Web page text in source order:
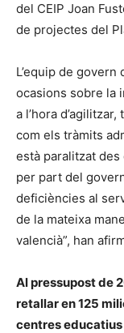
del CEIP Joan
de projectes del
L’equip de
ocasions sobre la
a l’hora
com els tràmits
està paralitzat
per part del
deficiències al
de la mateixa
valencià”, han
Al pressupost de
retallar en 125
centres